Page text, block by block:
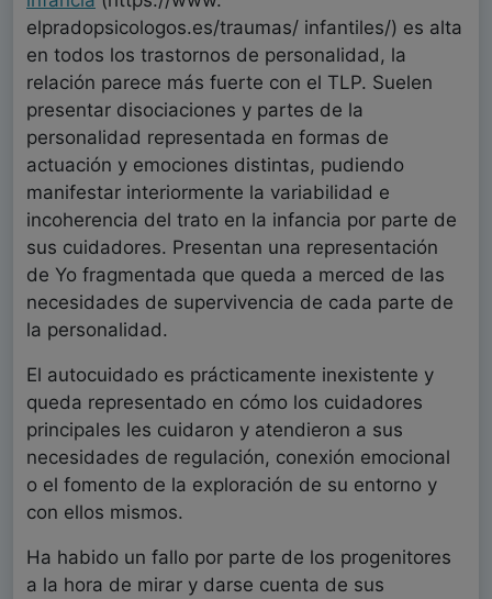
elpradopsicologos.es/traumas/ infantiles/) es alta
en todos los trastornos de personalidad, la
relación parece más fuerte con el TLP. Suelen
presentar disociaciones y partes de la
personalidad representada en formas de
actuación y emociones distintas, pudiendo
manifestar interiormente la variabilidad e
incoherencia del trato en la infancia por parte de
sus cuidadores. Presentan una representación
de Yo fragmentada que queda a merced de las
necesidades de supervivencia de cada parte de
la personalidad.
El autocuidado es prácticamente inexistente y
queda representado en cómo los cuidadores
principales les cuidaron y atendieron a sus
necesidades de regulación, conexión emocional
o el fomento de la exploración de su entorno y
con ellos mismos.
Ha habido un fallo por parte de los progenitores
a la hora de mirar y darse cuenta de sus